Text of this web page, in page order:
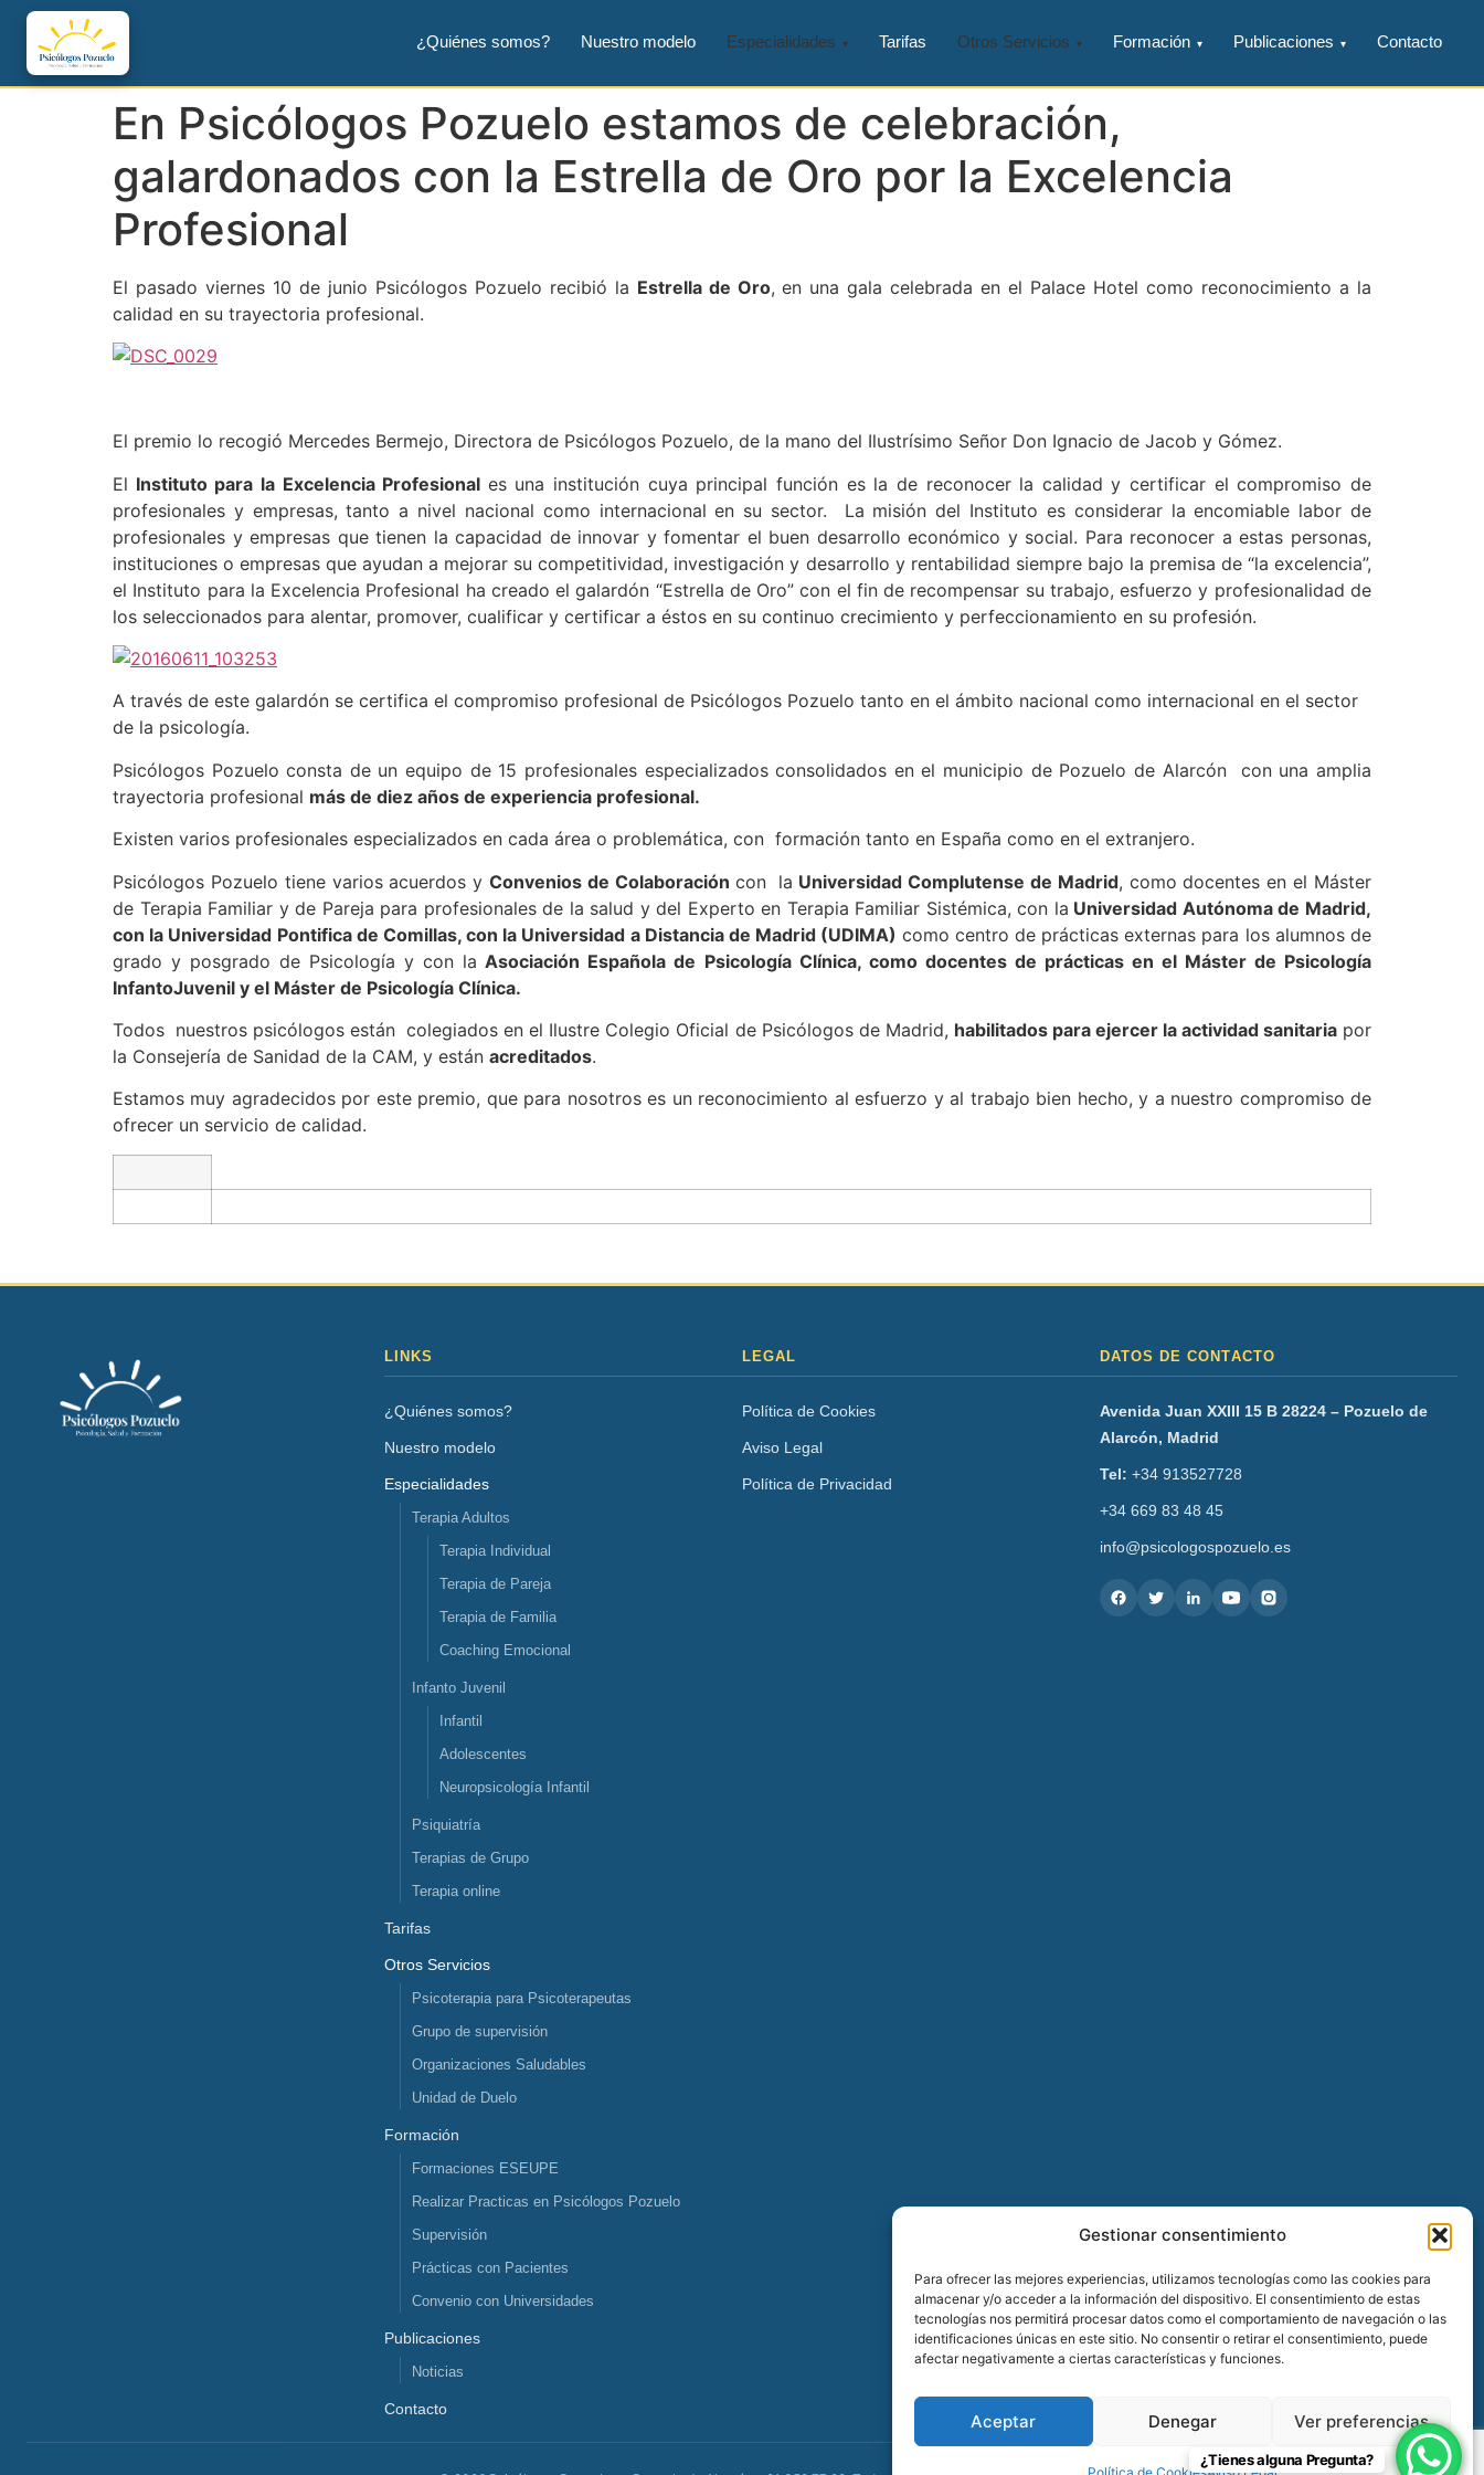
Gestionar consentimiento
Para ofrecer las mejores experiencias, utilizamos tecnologías como las cookies para
almacenar y/o acceder a la información del dispositivo. El consentimiento de estas
tecnologías nos permitirá procesar datos como el comportamiento de navegación o las
identificaciones únicas en este sitio. No consentir o retirar el consentimiento, puede
afectar negativamente a ciertas características y funciones.
Aceptar Denegar Ver preferencias
¿Quiénes somos? Nuestro modelo Especialidades Tarifas Otros Servicios Formación Publicaciones Contacto
En Psicólogos Pozuelo estamos de celebración,
galardonados con la Estrella de Oro por la Excelencia
Profesional
El pasado viernes 10 de junio Psicólogos Pozuelo recibió la Estrella de Oro, en una gala celebrada en el Palace Hotel como reconocimiento a la
calidad en su trayectoria profesional.
El premio lo recogió Mercedes Bermejo, Directora de Psicólogos Pozuelo, de la mano del Ilustrísimo Señor Don Ignacio de Jacob y Gómez.
El Instituto para la Excelencia Profesional es una institución cuya principal función es la de reconocer la calidad y certificar el compromiso de
profesionales y empresas, tanto a nivel nacional como internacional en su sector. La misión del Instituto es considerar la encomiable labor de
profesionales y empresas que tienen la capacidad de innovar y fomentar el buen desarrollo económico y social. Para reconocer a estas personas,
instituciones o empresas que ayudan a mejorar su competitividad, investigación y desarrollo y rentabilidad siempre bajo la premisa de “la excelencia”,
el Instituto para la Excelencia Profesional ha creado el galardón “Estrella de Oro” con el fin de recompensar su trabajo, esfuerzo y profesionalidad de
los seleccionados para alentar, promover, cualificar y certificar a éstos en su continuo crecimiento y perfeccionamiento en su profesión.
A través de este galardón se certifica el compromiso profesional de Psicólogos Pozuelo tanto en el ámbito nacional como internacional en el sector
de la psicología.
Psicólogos Pozuelo consta de un equipo de 15 profesionales especializados consolidados en el municipio de Pozuelo de Alarcón con una amplia
trayectoria profesional más de diez años de experiencia profesional.
Existen varios profesionales especializados en cada área o problemática, con formación tanto en España como en el extranjero.
Psicólogos Pozuelo tiene varios acuerdos yConvenios de Colaboración con la Universidad Complutense de Madrid, como docentes en el Máster
de Terapia Familiar y de Pareja para profesionales de la salud y del Experto en Terapia Familiar Sistémica, con la Universidad Autónoma de Madrid,
con la Universidad Pontifica de Comillas, con la Universidad a Distancia de Madrid (UDIMA) como centro de prácticas externas para los alumnos de
grado y posgrado de Psicología y con la Asociación Española de Psicología Clínica, como docentes de prácticas en el Máster de Psicología
InfantoJuvenil y el Máster de Psicología Clínica.
Todos nuestros psicólogos están colegiados en el Ilustre Colegio Oficial de Psicólogos de Madrid, habilitados para ejercer la actividad sanitariapor
la Consejería de Sanidad de la CAM, y están acreditados.
Estamos muy agradecidos por este premio, que para nosotros es un reconocimiento al esfuerzo y al trabajo bien hecho, y a nuestro compromiso de
ofrecer un servicio de calidad.
LINKS
¿Quiénes somos?
Nuestro modelo
Especialidades
Terapia Adultos
Terapia Individual
Terapia de Pareja
Terapia de Familia
Coaching Emocional
Infanto Juvenil
Infantil
Adolescentes
Neuropsicología Infantil
Psiquiatría
Terapias de Grupo
Terapia online
Tarifas
Otros Servicios
Psicoterapia para Psicoterapeutas
Grupo de supervisión
Organizaciones Saludables
Unidad de Duelo
Formación
Formaciones ESEUPE
Realizar Practicas en Psicólogos Pozuelo
Supervisión
Prácticas con Pacientes
Convenio con Universidades
Publicaciones
Noticias
Contacto
LEGAL
Política de Cookies
Aviso Legal
Política de Privacidad
DATOS DE CONTACTO
Avenida Juan XXIII 15 B 28224 – Pozuelo de
Alarcón, Madrid
Tel: +34 913527728
+34 669 83 48 45
info@psicologospozuelo.es
¿Tienes alguna Pregunta?